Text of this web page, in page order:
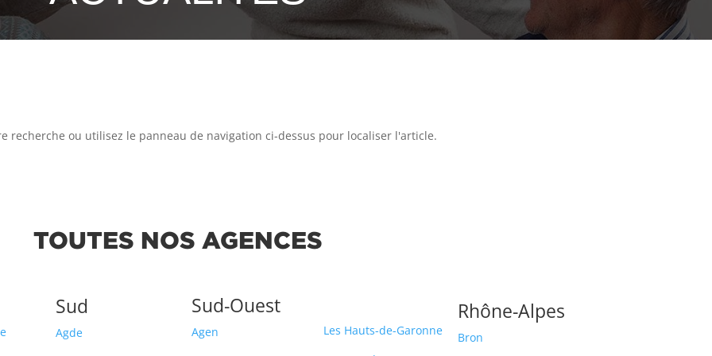
recherche ou utilisez le panneau de navigation ci-dessus pour localiser l'article.
TOUTES NOS AGENCES
Sud
Agde
Sud-Ouest
Agen
Les Hauts-de-Garonne
Rhône-Alpes
Bron